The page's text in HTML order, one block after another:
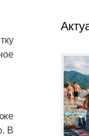
В